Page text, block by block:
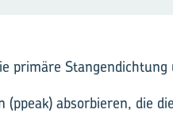
primäre
(ppeak) absorbieren, die